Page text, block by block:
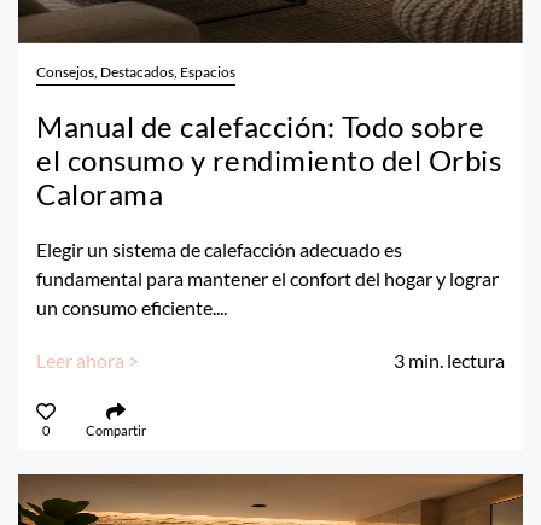
Consejos, Destacados, Espacios
Manual de calefacción: Todo sobre
el consumo y rendimiento del Orbis
Calorama
Elegir un sistema de calefacción adecuado es
fundamental para mantener el confort del hogar y lograr
un consumo eficiente....
Leer ahora > 3 min. lectura
0 Compartir